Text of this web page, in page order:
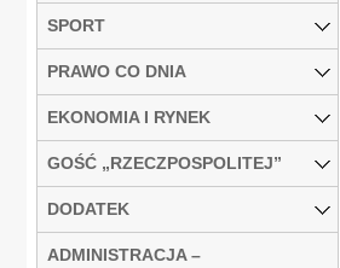
SPORT
PRAWO CO DNIA
EKONOMIA I RYNEK
GOŚĆ „RZECZPOSPOLITEJ”
DODATEK
ADMINISTRACJA –